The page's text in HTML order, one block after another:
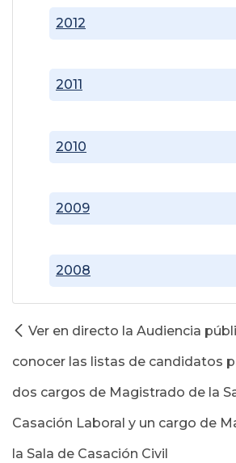
2008
2009
2010
2011
2012
Ver en directo la Audiencia
conocer las listas de candidatos
dos cargos de Magistrado de la
Casación Laboral y un cargo de
la Sala de Casación Civil